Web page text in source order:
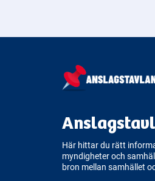
Här hittar du rätt
myndigheter och
bron mellan samhället